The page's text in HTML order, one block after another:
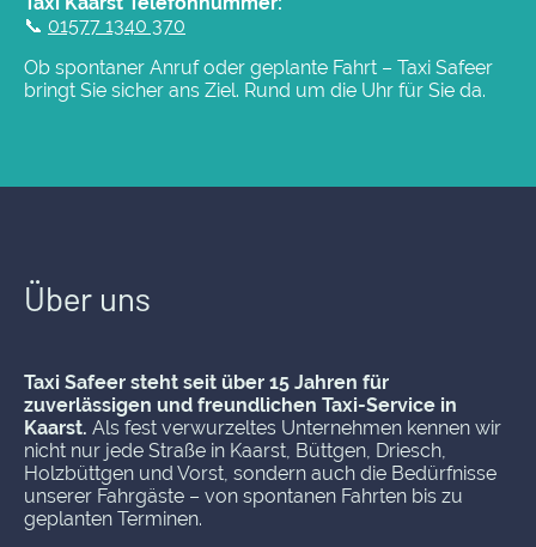
📞 01577 1340 370
Ob spontaner Anruf oder geplante Fahrt – Taxi Safeer
bringt Sie sicher ans Ziel. Rund um die Uhr für Sie da.
Über uns
Taxi Safeer steht seit über 15 Jahren für
zuverlässigen und freundlichen Taxi-Service in
Kaarst. Als fest verwurzeltes Unternehmen kennen wir
nicht nur jede Straße in Kaarst, Büttgen, Driesch,
Holzbüttgen und Vorst, sondern auch die Bedürfnisse
unserer Fahrgäste – von spontanen Fahrten bis zu
geplanten Terminen.